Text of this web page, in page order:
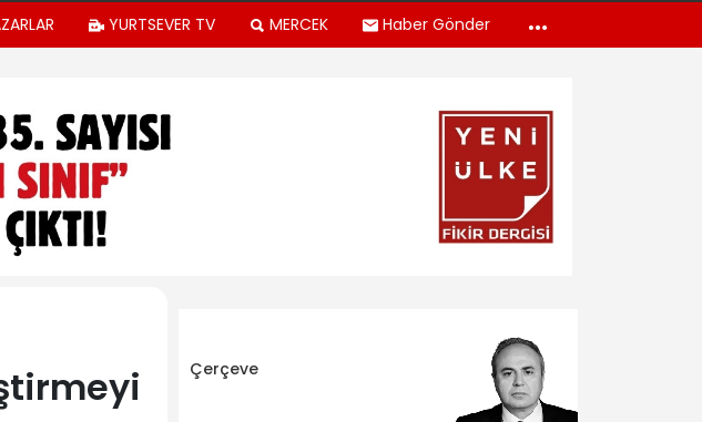
YURTSEVER TV MERCEK Haber Gönder
Çerçeve